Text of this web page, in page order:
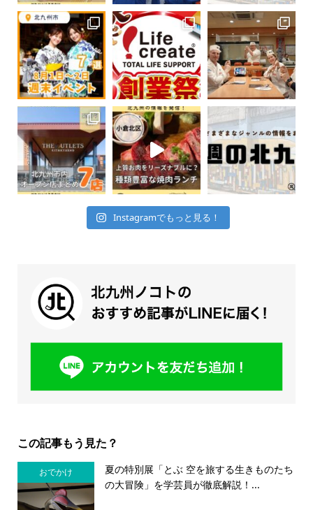
Instagramでもっと見る！
この記事もう見た？
おでかけ
夏の特別展「とぶ 空を旅する生きものたち
の大冒険」を学芸員が徹底解説！...